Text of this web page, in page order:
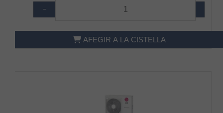
−
AFEGIR A LA CISTELLA